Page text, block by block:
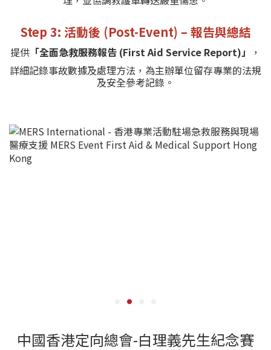
Step 3: 活動後 (Post-Event) – 報告與總結
提供 「全面急救服務報告 (First Aid Service Report)」
，
詳細記錄事故數據及處理方法，為主辦單位留存專業的法規
及安全參考記錄。
中國香港定向總會-白理義先生紀念賽